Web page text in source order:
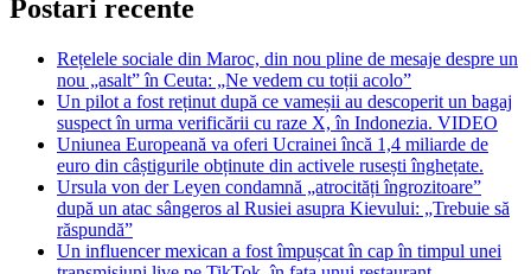
Postari recente
Rețelele sociale din Maroc, din nou pline de mesaje despre un
nou „asalt” în Ceuta: „Ne vedem cu toții acolo”
Un pilot a fost reținut după ce vameșii au descoperit un bagaj
suspect în urma verificării cu raze X, în Indonezia. VIDEO
Uniunea Europeană va oferi Ucrainei încă 1,4 miliarde de
euro din câștigurile obținute din activele rusești înghețate.
Ursula von der Leyen condamnă „atrocități îngrozitoare”
după un atac sângeros al Rusiei asupra Kievului: „Trebuie să
răspundă”
Un influencer mexican a fost împușcat în cap în timpul unei